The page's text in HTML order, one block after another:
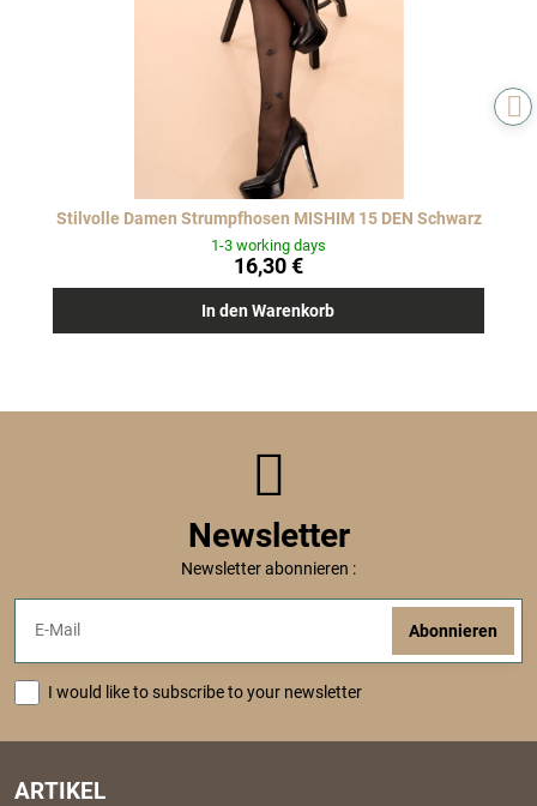
Stilvolle Damen Strumpfhosen MISHIM 15 DEN Schwarz
1-3 working days
16,30 €
In den Warenkorb
Newsletter
Newsletter abonnieren :
Abonnieren
I would like to subscribe to your newsletter
ARTIKEL